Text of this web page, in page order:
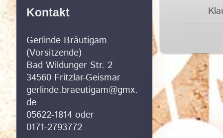
Kontakt
Gerlinde Bräutigam
(Vorsitzende)
Bad Wildunger Str. 2
34560 Fritzlar-Geismar
gerlinde.braeutigam@gmx.
de
05622-1814 oder
0171-2793772